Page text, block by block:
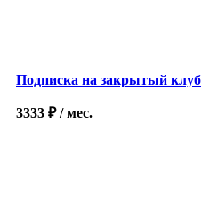
Подписка на закрытый клуб
3333 ₽ / мес.